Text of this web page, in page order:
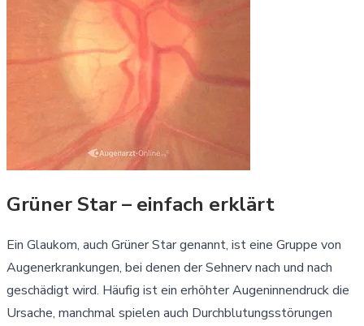
Grüner Star – einfach erklärt
Ein Glaukom, auch Grüner Star genannt, ist eine Gruppe von
Augenerkrankungen, bei denen der Sehnerv nach und nach
geschädigt wird. Häufig ist ein erhöhter Augeninnendruck die
Ursache, manchmal spielen auch Durchblutungsstörungen